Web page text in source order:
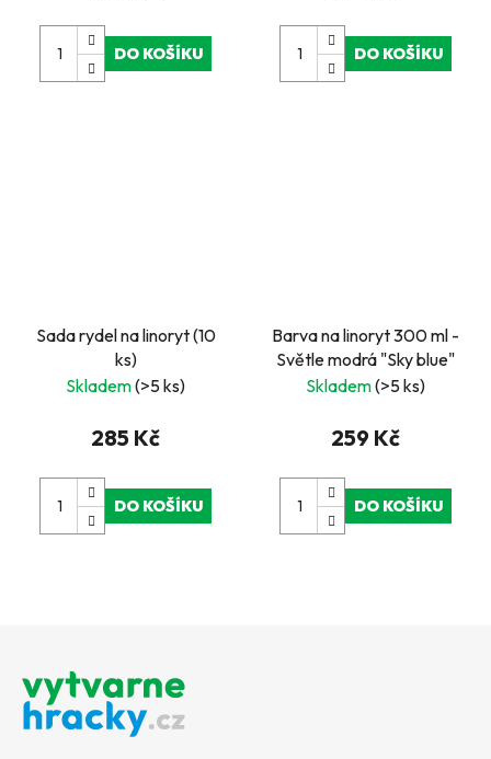
DO KOŠÍKU DO KOŠÍKU
Sada rydel na linoryt (10
ks)
Skladem(>5 ks)
285 Kč
DO KOŠÍKU
Barva na linoryt 300 ml -
Světle modrá "Sky blue"
Skladem(>5 ks)
259 Kč
DO KOŠÍKU